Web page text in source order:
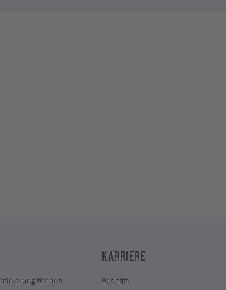
für den
Karriere
Benefits